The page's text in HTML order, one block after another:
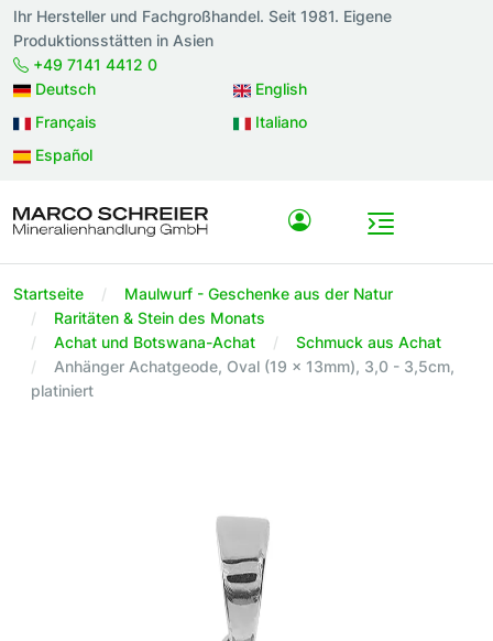
Ihr Hersteller und Fachgroßhandel. Seit 1981. Eigene
Produktionsstätten in Asien
+49 7141 4412 0
Deutsch
English
Français
Italiano
Español
Startseite
Maulwurf - Geschenke aus der Natur
Raritäten & Stein des Monats
Achat und Botswana-Achat
Schmuck aus Achat
Anhänger Achatgeode, Oval (19 x 13mm), 3,0 - 3,5cm,
platiniert